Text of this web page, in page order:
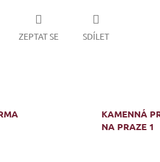
ZEPTAT SE SDÍLET
KAMENNÁ
NA PRAZE 1